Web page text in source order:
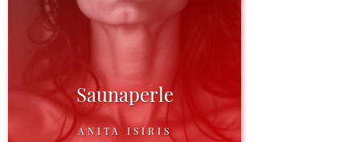
Saunaperle
ANITA ISIRIS